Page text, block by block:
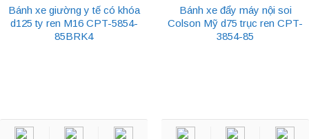
Bánh xe giường y tế có khóa
d125 ty ren M16 CPT-5854-
85BRK4
Bánh xe đẩy máy nội soi
Colson Mỹ d75 trục ren CPT-
3854-85